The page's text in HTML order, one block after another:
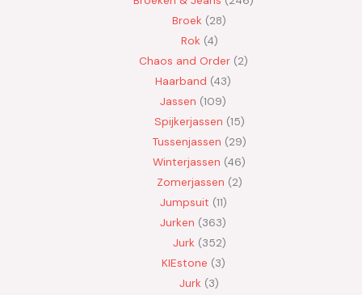
Broek 28
Rok 4
Chaos and Order 2
Haarband 43
Jassen 109
Spijkerjassen 15
Tussenjassen 29
Winterjassen 46
Zomerjassen 2
Jumpsuit 11
Jurken 363
Jurk 352
KIEstone 3
Jurk 3